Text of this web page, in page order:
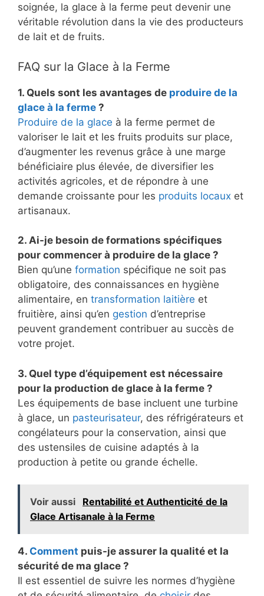
soignée, la glace à la ferme peut devenir une
véritable révolution dans la vie des producteurs
de lait et de fruits.
FAQ sur la Glace à la Ferme
1. Quels sont les avantages de produire de la
glace à la ferme ?
Produire de la glace à la ferme permet de
valoriser le lait et les fruits produits sur place,
d’augmenter les revenus grâce à une marge
bénéficiaire plus élevée, de diversifier les
activités agricoles, et de répondre à une
demande croissante pour les produits locaux et
artisanaux.
2. Ai-je besoin de formations spécifiques
pour commencer à produire de la glace ?
Bien qu’une formation spécifique ne soit pas
obligatoire, des connaissances en hygiène
alimentaire, en transformation laitière et
fruitière, ainsi qu’en gestion d’entreprise
peuvent grandement contribuer au succès de
votre projet.
3. Quel type d’équipement est nécessaire
pour la production de glace à la ferme ?
Les équipements de base incluent une turbine
à glace, un pasteurisateur, des réfrigérateurs et
congélateurs pour la conservation, ainsi que
des ustensiles de cuisine adaptés à la
production à petite ou grande échelle.
Voir aussi
Rentabilité et Authenticité de la
Glace Artisanale à la Ferme
4. Comment puis-je assurer la qualité et la
sécurité de ma glace ?
Il est essentiel de suivre les normes d’hygiène